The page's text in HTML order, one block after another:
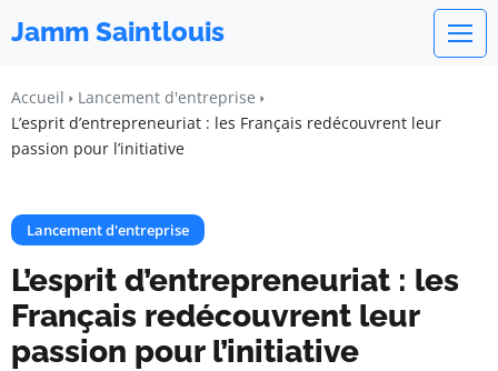
Jamm Saintlouis
Accueil
Lancement d'entreprise
L’esprit d’entrepreneuriat : les Français redécouvrent leur
passion pour l’initiative
Lancement d'entreprise
L’esprit d’entrepreneuriat : les
Français redécouvrent leur
passion pour l’initiative